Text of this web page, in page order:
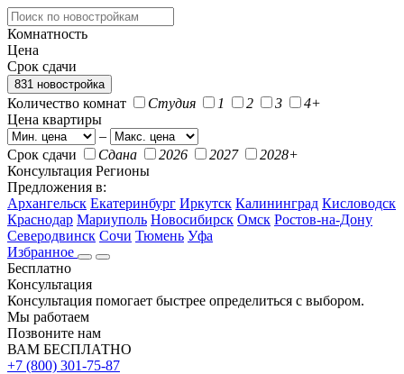
Комнатность
Цена
Срок сдачи
831 новостройка
Количество комнат Студия 1 2 3
4+
Цена квартиры
–
Срок сдачи
Сдана 2026 2027
2028+
Консультация Регионы
Предложения в:
Архангельск Екатеринбург Иркутск Калининград Кисловодск
Краснодар Мариуполь Новосибирск Омск Ростов-на-Дону
Северодвинск Сочи Тюмень Уфа
Избранное
Бесплатно
Консультация
Консультация помогает быстрее определиться с выбором.
Мы работаем
Позвоните нам
ВАМ БЕСПЛАТНО
+7 (800) 301-75-87